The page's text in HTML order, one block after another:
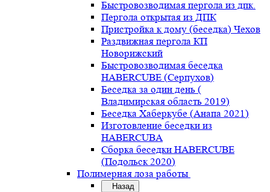
Быстровозводимая пергола из дпк.
Пергола открытая из ДПК
Пристройка к дому (беседка) Чехов
Раздвижная пергола КП
Новорижский
Быстровозводимая беседка
HABERCUBE (Серпухов)
Беседка за один день (
Владимирская область 2019)
Беседка Хаберкубе (Анапа 2021)
Изготовление беседки из
HABERCUBA
Сборка беседки HABERCUBE
(Подольск 2020)
Полимерная лоза работы
Назад